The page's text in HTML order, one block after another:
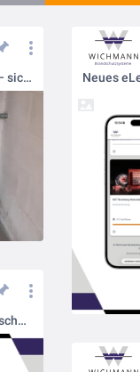
Brandschutz im Installationsschacht – sicher über mehrere Geschosse
Kabelabschottung im Holzbau: Brandschutz frühzeitig integrieren